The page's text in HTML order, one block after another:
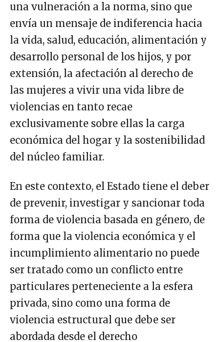
una vulneración a la norma, sino que
envía un mensaje de indiferencia hacia
la vida, salud, educación, alimentación y
desarrollo personal de los hijos, y por
extensión, la afectación al derecho de
las mujeres a vivir una vida libre de
violencias en tanto recae
exclusivamente sobre ellas la carga
económica del hogar y la sostenibilidad
del núcleo familiar.
En este contexto, el Estado tiene el deber
de prevenir, investigar y sancionar toda
forma de violencia basada en género, de
forma que la violencia económica y el
incumplimiento alimentario no puede
ser tratado como un conflicto entre
particulares perteneciente a la esfera
privada, sino como una forma de
violencia estructural que debe ser
abordada desde el derecho